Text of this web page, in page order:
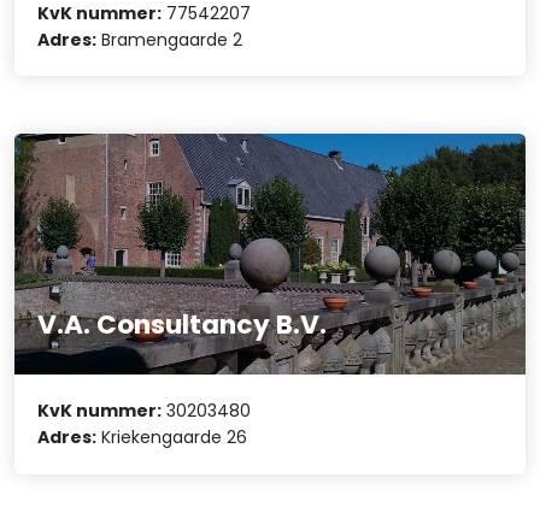
KvK nummer: 77542207
Adres: Bramengaarde 2
V.A. Consultancy B.V.
KvK nummer: 30203480
Adres: Kriekengaarde 26